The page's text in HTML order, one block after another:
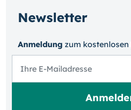
Newsletter
Anmeldung zum kosten­losen